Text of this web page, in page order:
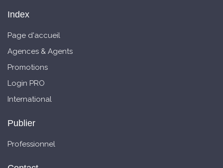
Index
Page d'accueil
Agences & Agents
Promotions
Login PRO
International
Publier
Professionnel